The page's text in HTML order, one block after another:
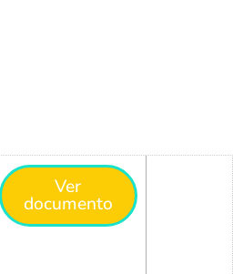
Ver
documento